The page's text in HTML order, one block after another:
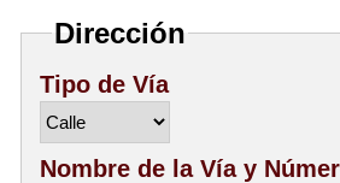
Dirección
Tipo de Vía
Nombre de la Vía y